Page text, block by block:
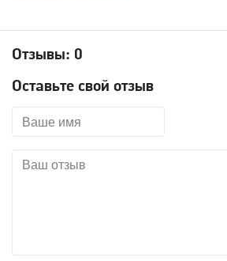
Отзывы: 0
Оставьте свой отзыв